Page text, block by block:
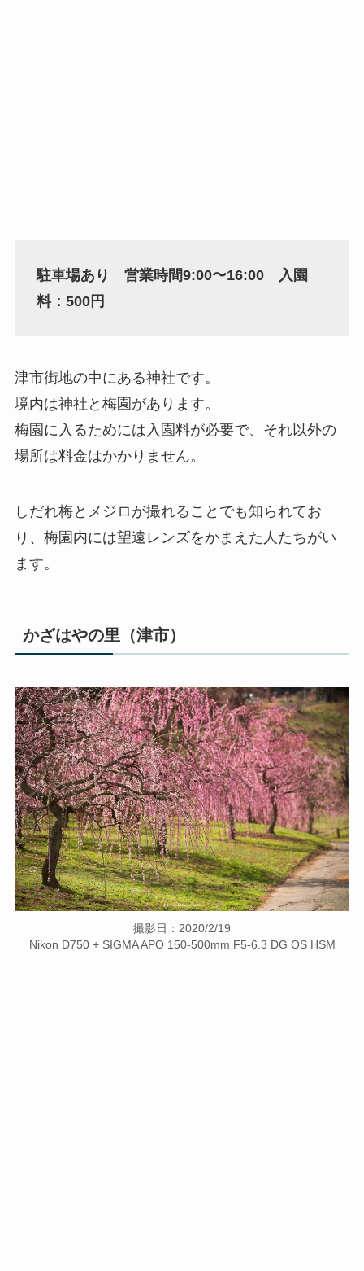
駐車場あり 営業時間9:00〜16:00 入園
料：500円
津市街地の中にある神社です。
境内は神社と梅園があります。
梅園に入るためには入園料が必要で、それ以外の
場所は料金はかかりません。
しだれ梅とメジロが撮れることでも知られてお
り、梅園内には望遠レンズをかまえた人たちがい
ます。
かざはやの里（津市）
撮影日：2020/2/19
Nikon D750 + SIGMA APO 150-500mm F5-6.3 DG OS HSM